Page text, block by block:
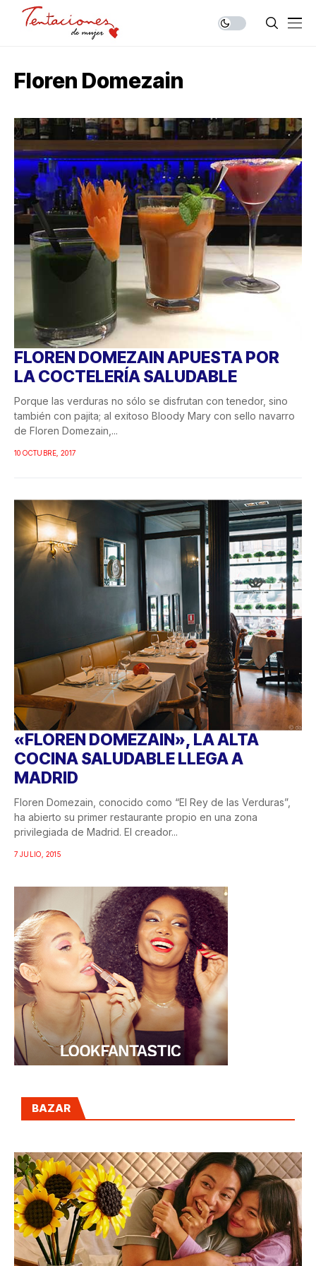
Floren Domezain
FLOREN DOMEZAIN APUESTA POR
LA COCTELERÍA SALUDABLE
Porque las verduras no sólo se disfrutan con tenedor, sino
también con pajita; al exitoso Bloody Mary con sello navarro
de Floren Domezain,...
10 OCTUBRE, 2017
«FLOREN DOMEZAIN», LA ALTA
COCINA SALUDABLE LLEGA A
MADRID
Floren Domezain, conocido como “El Rey de las Verduras”,
ha abierto su primer restaurante propio en una zona
privilegiada de Madrid. El creador...
7 JULIO, 2015
BAZAR